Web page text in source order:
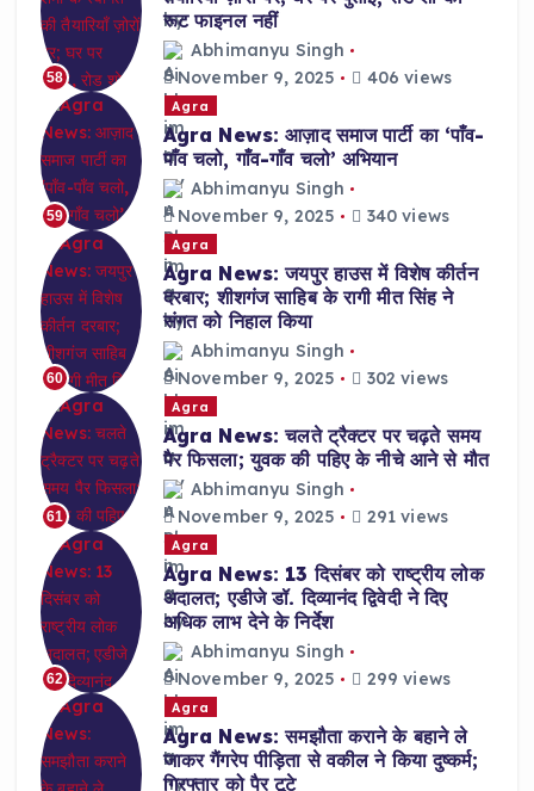
58
रूट फाइनल नहीं
Abhimanyu Singh
November 9, 2025
406 views
59
Agra
Agra News: आज़ाद समाज पार्टी का ‘पाँव-
पाँव चलो, गाँव-गाँव चलो’ अभियान
Abhimanyu Singh
November 9, 2025
340 views
60
Agra
Agra News: जयपुर हाउस में विशेष कीर्तन
दरबार; शीशगंज साहिब के रागी मीत सिंह ने
संगत को निहाल किया
Abhimanyu Singh
November 9, 2025
302 views
61
Agra
Agra News: चलते ट्रैक्टर पर चढ़ते समय
पैर फिसला; युवक की पहिए के नीचे आने से मौत
Abhimanyu Singh
November 9, 2025
291 views
62
Agra
Agra News: 13 दिसंबर को राष्ट्रीय लोक
अदालत; एडीजे डॉ. दिव्यानंद द्विवेदी ने दिए
अधिक लाभ देने के निर्देश
Abhimanyu Singh
November 9, 2025
299 views
Agra
Agra News: समझौता कराने के बहाने ले
जाकर गैंगरेप पीड़िता से वकील ने किया दुष्कर्म;
गिरफ्तार को पैर टूटे